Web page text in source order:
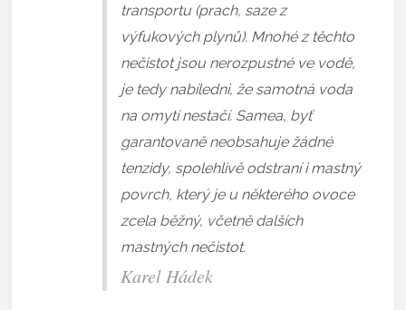
transportu (prach, saze z
výfukových plynů). Mnohé z těchto
nečistot jsou nerozpustné ve vodě,
je tedy nabíledni, že samotná voda
na omytí nestačí. Samea, byť
garantovaně neobsahuje žádné
tenzidy, spolehlivě odstraní i mastný
povrch, který je u některého ovoce
zcela běžný, včetně dalších
mastných nečistot.
Karel Hádek